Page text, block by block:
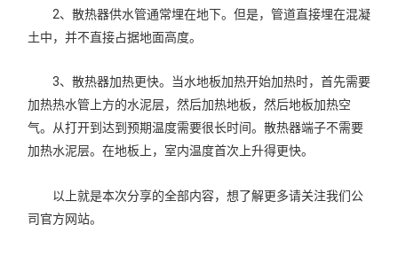
2、散热器供水管通常埋在地下。但是，管道直接埋在混凝
土中，并不直接占据地面高度。
3、散热器加热更快。当水地板加热开始加热时，首先需要
加热热水管上方的水泥层，然后加热地板，然后地板加热空
气。从打开到达到预期温度需要很长时间。散热器端子不需要
加热水泥层。在地板上，室内温度首次上升得更快。
以上就是本次分享的全部内容，想了解更多请关注我们公
司官方网站。